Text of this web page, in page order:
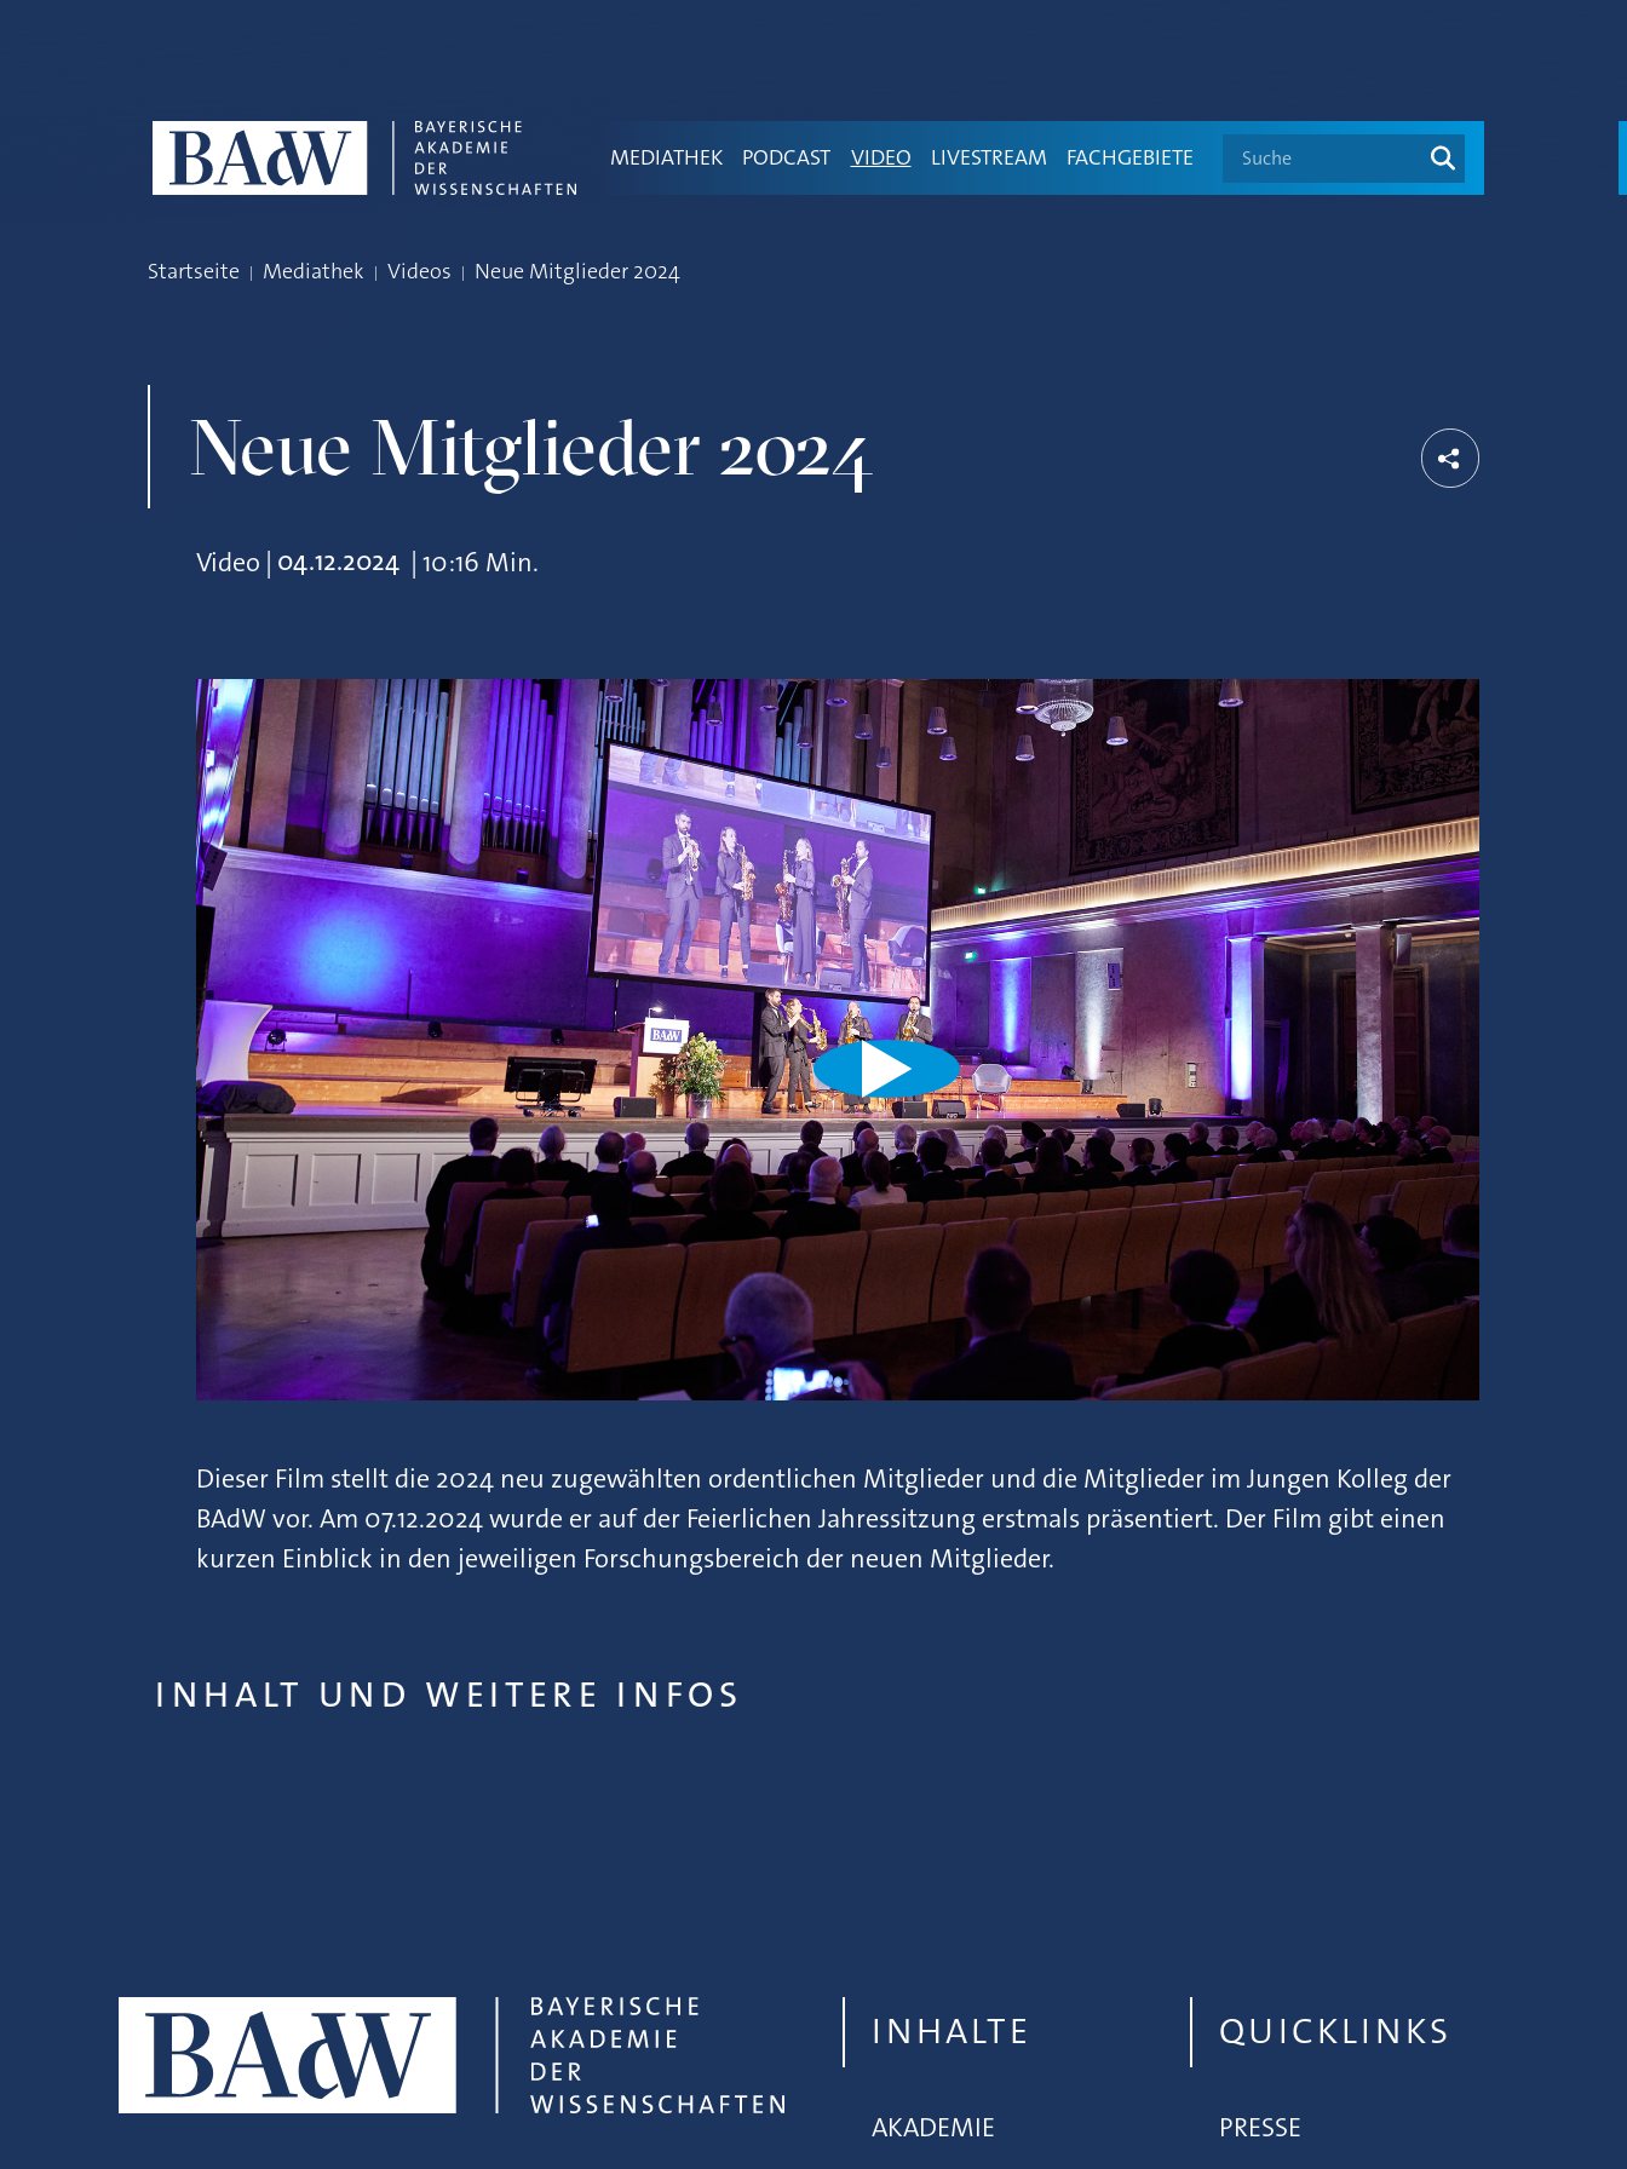
MEDIATHEK PODCAST VIDEO LIVESTREAM FACHGEBIETE Suche
Startseite Mediathek Videos Neue Mitglieder 2024
Neue Mitglieder 2024
Video | 04.12.2024 | 10:16 Min.
Dieser Film stellt die 2024 neu zugewählten ordentlichen Mitglieder und die Mitglieder im Jungen Kolleg der
BAdW vor. Am 07.12.2024 wurde er auf der Feierlichen Jahressitzung erstmals präsentiert. Der Film gibt einen
kurzen Einblick in den jeweiligen Forschungsbereich der neuen Mitglieder.
INHALT UND WEITERE INFOS
INHALTE
AKADEMIE
QUICKLINKS
PRESSE